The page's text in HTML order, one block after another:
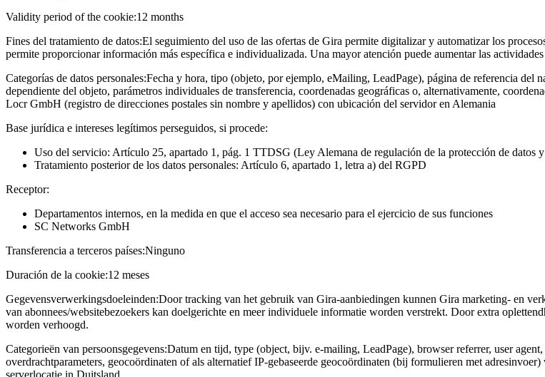
Validity period of the cookie:12 months
Fines del tratamiento de datos:El seguimiento del uso de las ofertas de Gira permite digitalizar y automatizar los
permite proporcionar información más específica e individualizada. Una mayor atención puede aumentar las
Categorías de datos personales:Fecha y hora, tipo (objeto, por ejemplo, eMailing, LeadPage), página de referencia
dependiente del objeto, parámetros individuales de transferencia, coordenadas geográficas o, alternativamente,
Locr GmbH (registro de direcciones postales sin nombre y apellidos) con ubicación del servidor en Alemania
Base jurídica e intereses legítimos perseguidos, si procede:
Uso del servicio: Artículo 25, apartado 1, pág. 1 TTDSG (Ley Alemana de regulación de la protección de datos
Tratamiento posterior de los datos personales: Artículo 6, apartado 1, letra a) del RGPD
Receptor:
Departamentos internos, en la medida en que el acceso sea necesario para el ejercicio de sus funciones
SC Networks GmbH
Transferencia a terceros países:Ninguno
Duración de la cookie:12 meses
Gegevensverwerkingsdoeleinden:Door tracking van het gebruik van Gira-aanbiedingen kunnen Gira marketing- en
van abonnees/websitebezoekers kan doelgerichte en meer individuele informatie worden verstrekt. Door extra
worden verhoogd.
Categorieën van persoonsgegevens:Datum en tijd, type (object, bijv. e-mailing, LeadPage), browser referrer, user
overdrachtparameters, geocoördinaten of als alternatief IP-gebaseerde geocoördinaten (bij formulieren met
serverlocatie in Duitsland